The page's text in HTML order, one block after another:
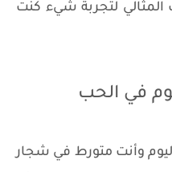
لتجربة شيء كنت
في الحب
وأنت متورط في شجار